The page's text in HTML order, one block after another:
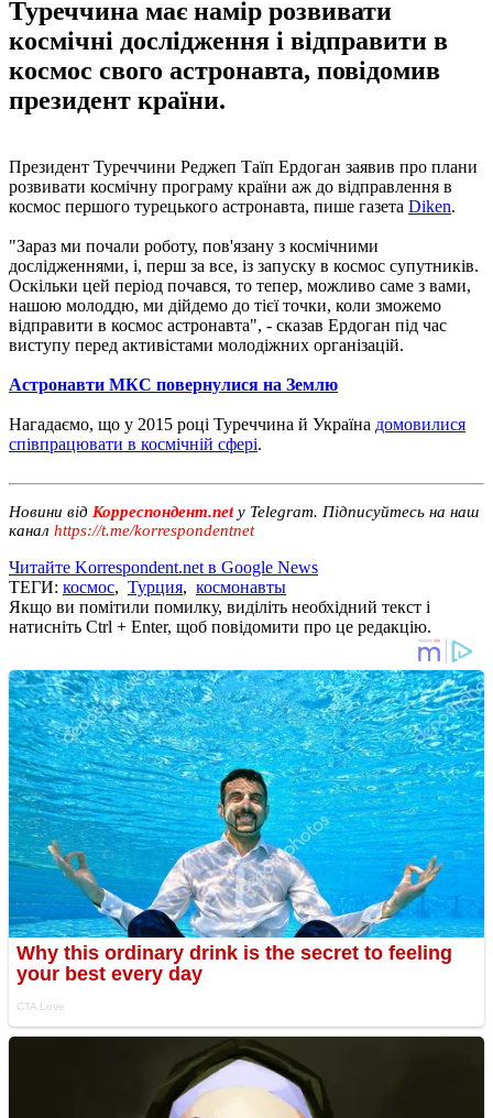
Туреччина має намір розвивати
космічні дослідження і відправити в
космос свого астронавта, повідомив
президент країни.
Президент Туреччини Реджеп Таїп Ердоган заявив про плани
розвивати космічну програму країни аж до відправлення в
космос першого турецького астронавта, пише газета Diken.
"Зараз ми почали роботу, пов'язану з космічними
дослідженнями, і, перш за все, із запуску в космос супутників.
Оскільки цей період почався, то тепер, можливо саме з вами,
нашою молоддю, ми дійдемо до тієї точки, коли зможемо
відправити в космос астронавта", - сказав Ердоган під час
виступу перед активістами молодіжних організацій.
Астронавти МКС повернулися на Землю
Нагадаємо, що у 2015 році Туреччина й Україна домовилися
співпрацювати в космічній сфері.
Новини від Корреспондент.net у Telegram. Підписуйтесь на наш
канал https://t.me/korrespondentnet
Читайте Korrespondent.net в Google News
ТЕГИ: космос, Турция, космонавты
Якщо ви помітили помилку, виділіть необхідний текст і
натисніть Ctrl + Enter, щоб повідомити про це редакцію.